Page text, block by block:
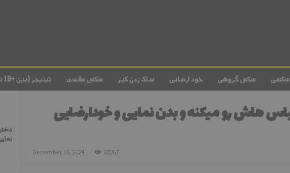
تینیجر (بین +18 تا 20) سکس مقعدی ساک زدن کیر خود ارضایی سکس گروهی سکسی
هاش رو میکنه و بدن نمایی و خودارضایی
December 16, 2024 23262